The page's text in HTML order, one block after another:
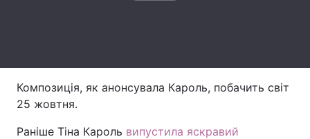
Контакти
Послуги
Композиція, як анонсувала Кароль, побачить світ
25 жовтня.
Раніше Тіна Кароль випустила яскравий